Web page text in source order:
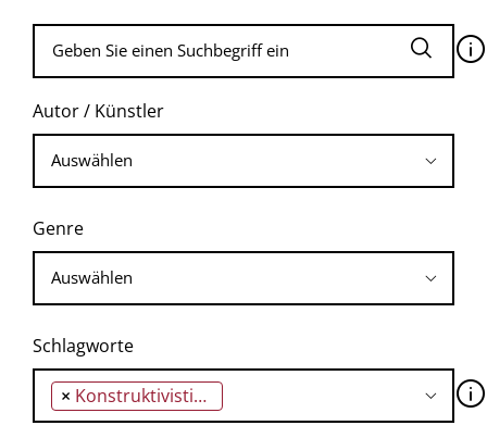
🛈
Autor / Künstler
Genre
Schlagworte
× Konstruktivistische Sicht des Sozialen 🛈